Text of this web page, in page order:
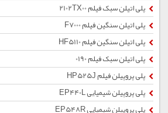
پلی اتیلن سبک فیلم 2102TX00
پلی اتیلن سنگین فیلم F7000
پلی اتیلن سنگین فیلم HF5110
پلی اتیلن سبک فیلم 0190
پلی پروپیلن فیلم HP525J
پلی پروپیلن شیمیایی EP440L
پلی پروپیلن شیمیایی EP548R